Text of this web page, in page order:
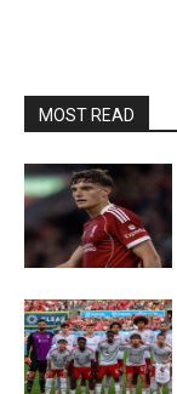
MOST READ